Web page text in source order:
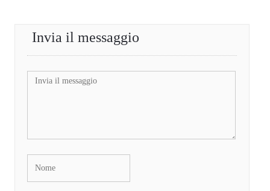
Invia il messaggio